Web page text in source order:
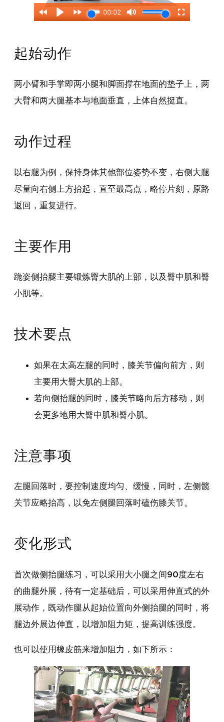
起始动作
两小臂和手掌即两小腿和脚面撑在地面的垫子上，两
大臂和两大腿基本与地面垂直，上体自然挺直。
动作过程
以右腿为例，保持身体其他部位姿势不变，右侧大腿
尽量向右侧上方抬起，直至最高点，略停片刻，原路
返回，重复进行。
主要作用
跪姿侧抬腿主要锻炼臀大肌的上部，以及臀中肌和臀
小肌等。
技术要点
如果在太高左腿的同时，膝关节偏向前方，则
主要用大臀大肌的上部。
若向侧抬腿的同时，膝关节略向后方移动，则
会更多地用大臀中肌和臀小肌。
注意事项
左腿回落时，要控制速度均匀、缓慢，同时，左侧髋
关节应略抬高，以免左侧腿回落时磕伤膝关节。
变化形式
首次做侧抬腿练习，可以采用大小腿之间90度左右
的曲腿外展，待有一定基础后，可以采用伸直式的外
展动作，既动作腿从起始位置向外侧抬腿的同时，将
腿边外展边伸直，以增加阻力矩，提高训练强度。
也可以使用橡皮筋来增加阻力，如下所示：